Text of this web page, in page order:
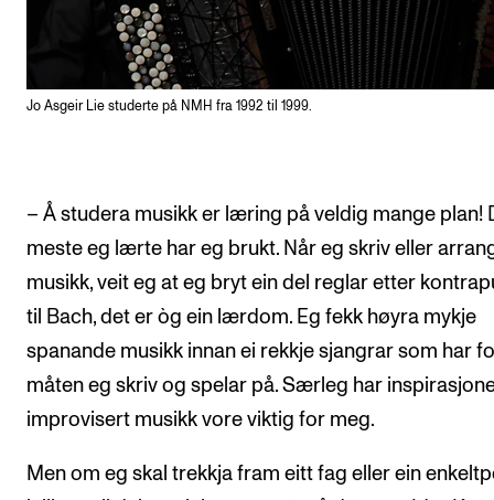
Jo Asgeir Lie studerte på NMH fra 1992 til 1999.
– Å studera musikk er læring på veldig mange plan!
meste eg lærte har eg brukt. Når eg skriv eller
musikk, veit eg at eg bryt ein del reglar etter
til Bach, det er òg ein lærdom. Eg fekk høyra mykje
spanande musikk innan ei rekkje sjangrar som har
måten eg skriv og spelar på. Særleg har
improvisert musikk vore viktig for meg.
Men om eg skal trekkja fram eitt fag eller ein